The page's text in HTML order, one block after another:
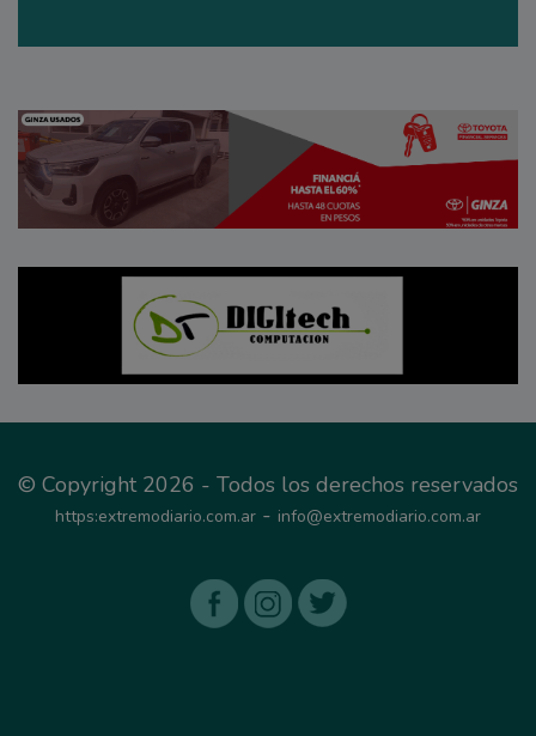
© Copyright 2026 - Todos los derechos reservados
https:extremodiario.com.ar - info@extremodiario.com.ar